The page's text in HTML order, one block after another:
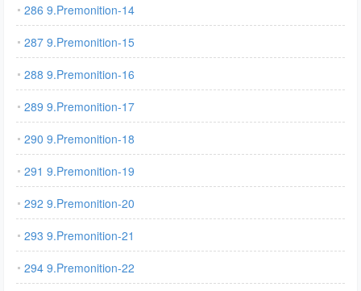
286 9.Premonition-14
287 9.Premonition-15
288 9.Premonition-16
289 9.Premonition-17
290 9.Premonition-18
291 9.Premonition-19
292 9.Premonition-20
293 9.Premonition-21
294 9.Premonition-22